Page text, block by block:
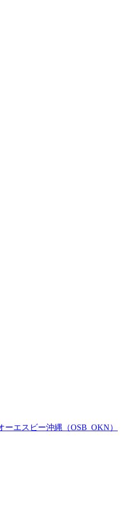
ーエスビー沖縄（OSB_OKN）